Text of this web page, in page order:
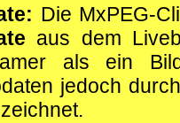
Die MxPEG-
aus dem
als ein
jedoch